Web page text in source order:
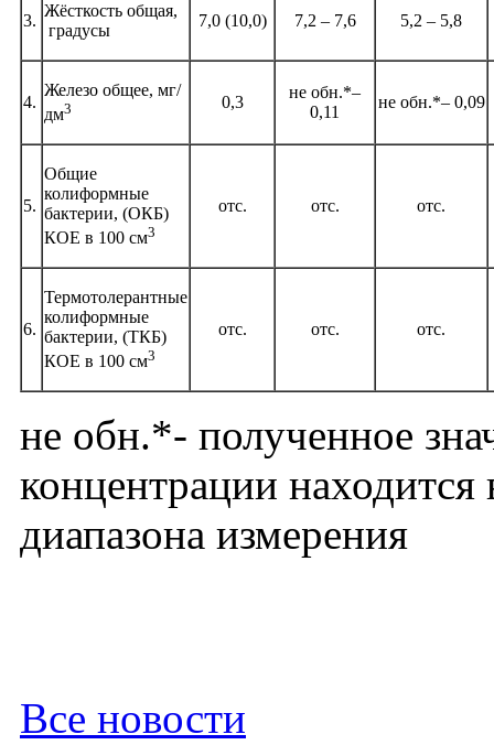
3.
Жёсткость общая,
градусы
7,0 (10,0) 7,2 – 7,6 5,2 – 5,8
4.
Железо общее, мг/
дм3 0,3
не обн.*–
0,11
не обн.*– 0,09
5.
Общие
колиформные
бактерии, (ОКБ)
КОЕ в 100 см3
отс. отс. отс.
6.
Термотолерантные
колиформные
бактерии, (ТКБ)
КОЕ в 100 см3
отс. отс. отс.
не обн.*- полученное
концентрации
диапазона измерения
Все новости